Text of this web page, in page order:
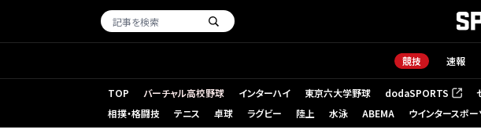
競技 速報
TOP バーチャル高校野球 インターハイ 東京六大学野球 dodaSPORTS
（新しいタブで開く）
相撲・格闘技
テニス 卓球 ラグビー 陸上 水泳 ABEMA ウインタースポー